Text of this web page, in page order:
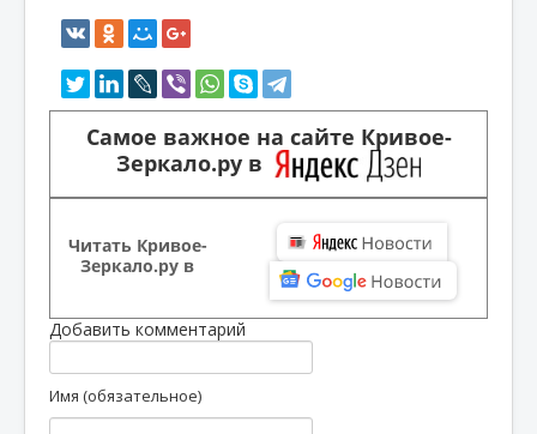
Самое важное на сайте Кривое-
Зеркало.ру в
Читать Кривое-
Зеркало.ру в
Добавить комментарий
Имя (обязательное)